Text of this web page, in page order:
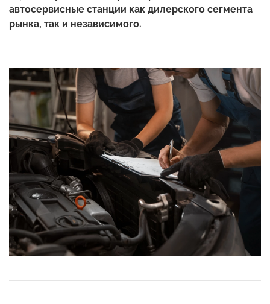
автосервисные станции как дилерского сегмента
рынка, так и независимого.